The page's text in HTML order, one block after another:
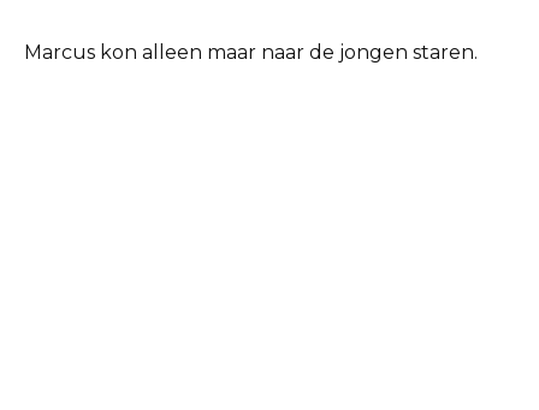
Marcus kon alleen maar naar de jongen staren.